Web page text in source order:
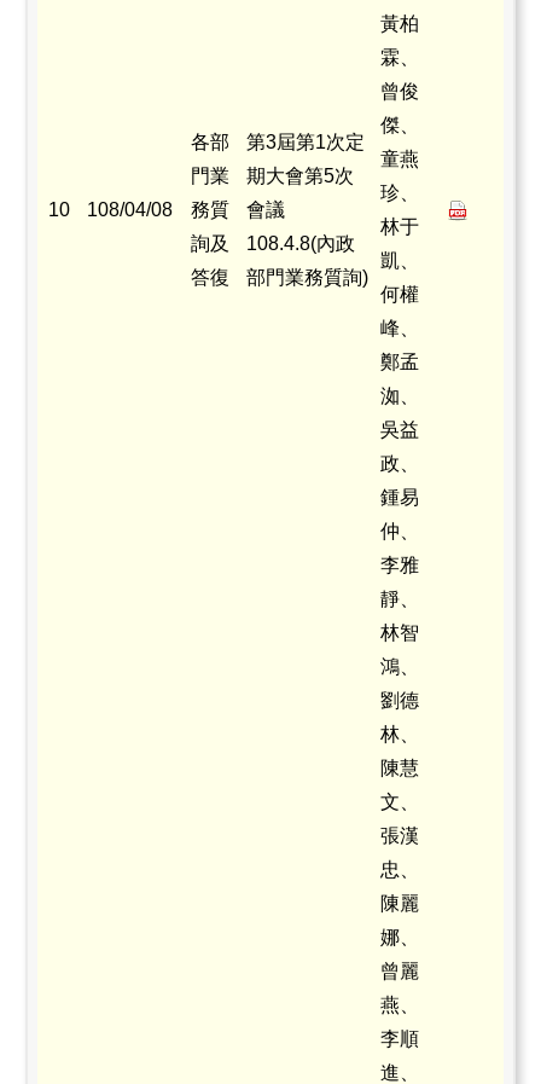
10 108/04/08
各部
門業
務質
詢及
答復
第3屆第1次定
期大會第5次
會議
108.4.8(內政
部門業務質詢)
黃柏
霖、
曾俊
傑、
童燕
珍、
林于
凱、
何權
峰、
鄭孟
洳、
吳益
政、
鍾易
仲、
李雅
靜、
林智
鴻、
劉德
林、
陳慧
文、
張漢
忠、
陳麗
娜、
曾麗
燕、
李順
進、